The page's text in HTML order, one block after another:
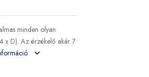
minden olyan
x D). Az érzékelő akár 7